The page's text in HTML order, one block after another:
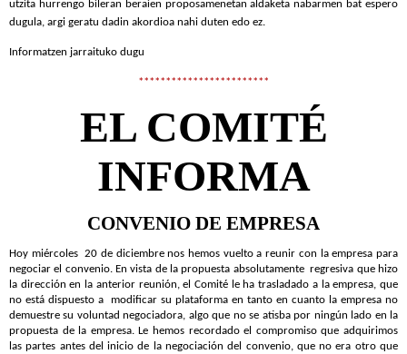
utzita hurrengo bileran beraien proposamenetan aldaketa nabarmen bat espero
dugula, argi geratu dadin akordioa nahi duten edo ez.
Informatzen jarraituko dugu
************************
EL COMITÉ
INFORMA
CONVENIO DE EMPRESA
Hoy miércoles 20 de diciembre nos hemos vuelto a reunir con la empresa para
negociar el convenio. En vista de la propuesta absolutamente regresiva que hizo
la dirección en la anterior reunión, el Comité le ha trasladado a la empresa, que
no está dispuesto a
modificar su plataforma en tanto en cuanto la empresa no
demuestre su voluntad negociadora, algo que no se atisba por ningún lado en la
propuesta de la empresa. Le hemos recordado el compromiso que adquirimos
las partes antes del inicio de la negociación del convenio, que no era otro que